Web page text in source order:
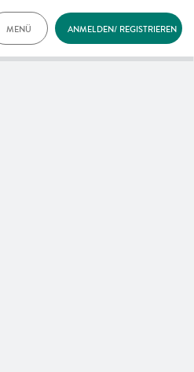
MENÜ
TARIFE
ANMELDEN/ REGISTRIEREN